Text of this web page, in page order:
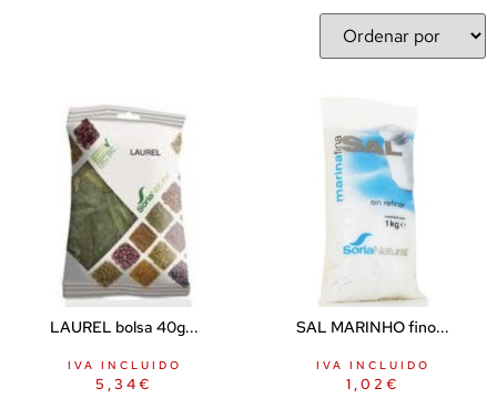
LAUREL bolsa 40g...
5,34€
IVA INCLUIDO
SAL MARINHO fino...
1,02 €
IVA INCLUIDO